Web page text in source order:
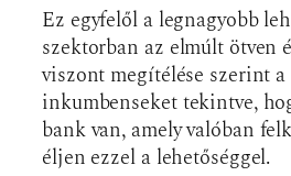
Ez egyfelől a legnagyobb
szektorban az elmúlt ötven
viszont megítélése szerint
inkumbenseket tekintve,
bank van, amely valóban
éljen ezzel a lehetőséggel.